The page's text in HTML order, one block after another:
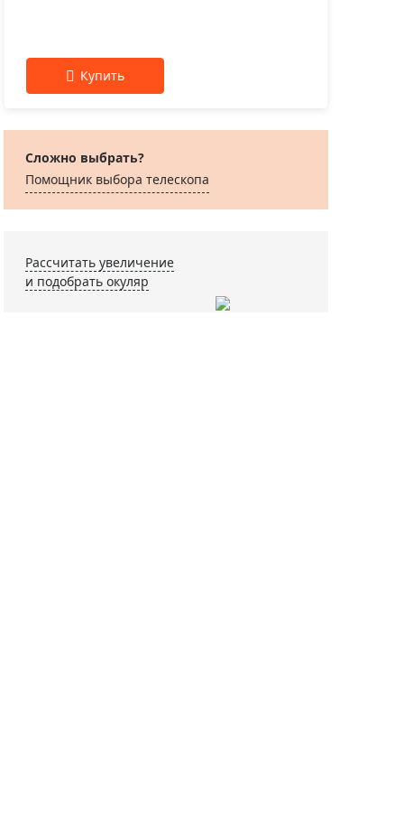
Сложно выбрать?
Помощник выбора телескопа
Рассчитать увеличение
и подобрать окуляр